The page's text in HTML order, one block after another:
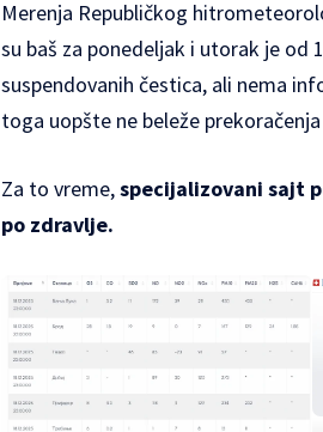
Merenja Republičkog
su baš za ponedeljak i utorak je od
suspendovanih čestica, ali nema
toga uopšte ne beleže
Za to vreme,specijalizovani sajt
po zdravlje.